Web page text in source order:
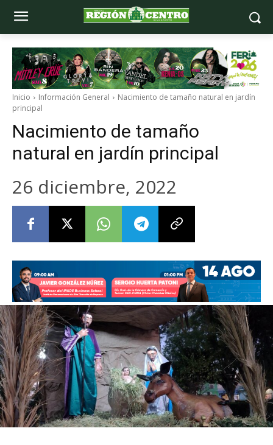
Inicio Información General
Nacimiento de tamaño natural en jardín
principal
Nacimiento de tamaño
natural en jardín principal
26 diciembre, 2022